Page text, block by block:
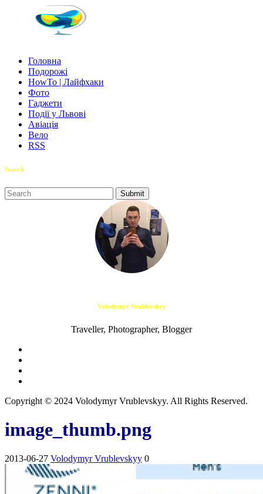
Головна
Подорожі
HowTo | Лайфхаки
Фото
Гаджети
Події у Львові
Авіація
Вело
RSS
Search
Volodymyr Vrublevskyy
Traveller, Photographer, Blogger
Copyright © 2024 Volodymyr Vrublevskyy. All Rights Reserved.
image_thumb.png
2013-06-27 Volodymyr Vrublevskyy 0